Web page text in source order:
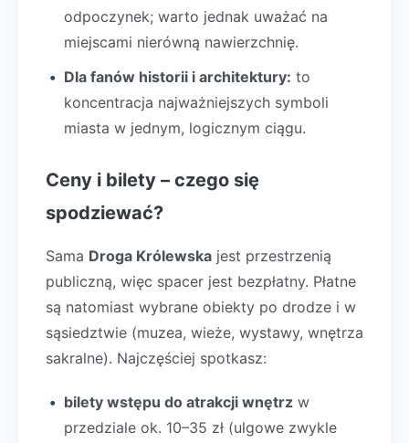
odpoczynek; warto jednak uważać na
miejscami nierówną nawierzchnię.
Dla fanów historii i architektury: to
koncentracja najważniejszych symboli
miasta w jednym, logicznym ciągu.
Ceny i bilety – czego się
spodziewać?
Sama Droga Królewska jest przestrzenią
publiczną, więc spacer jest bezpłatny. Płatne
są natomiast wybrane obiekty po drodze i w
sąsiedztwie (muzea, wieże, wystawy, wnętrza
sakralne). Najczęściej spotkasz:
bilety wstępu do atrakcji wnętrz w
przedziale ok. 10–35 zł (ulgowe zwykle